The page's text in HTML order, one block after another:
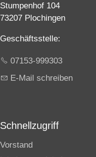
Stumpenhof 104
73207 Plochingen
Geschäftsstelle:
07153-999303
E-Mail schreiben
Schnellzugriff
Vorstand